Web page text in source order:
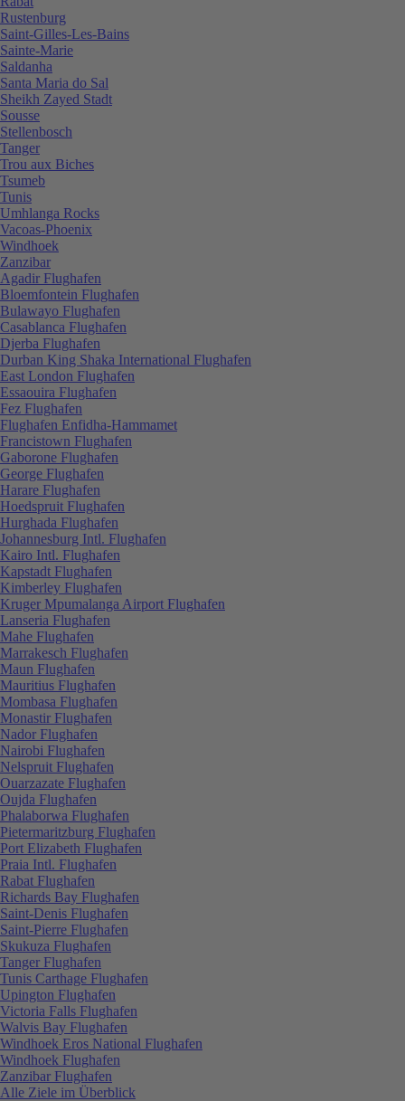
Rustenburg
Saint-Gilles-Les-Bains
Sainte-Marie
Saldanha
Santa Maria do Sal
Sheikh Zayed Stadt
Sousse
Stellenbosch
Tanger
Trou aux Biches
Tsumeb
Tunis
Umhlanga Rocks
Vacoas-Phoenix
Windhoek
Zanzibar
Agadir Flughafen
Bloemfontein Flughafen
Bulawayo Flughafen
Casablanca Flughafen
Djerba Flughafen
Durban King Shaka International Flughafen
East London Flughafen
Essaouira Flughafen
Fez Flughafen
Flughafen Enfidha-Hammamet
Francistown Flughafen
Gaborone Flughafen
George Flughafen
Harare Flughafen
Hoedspruit Flughafen
Hurghada Flughafen
Johannesburg Intl. Flughafen
Kairo Intl. Flughafen
Kapstadt Flughafen
Kimberley Flughafen
Kruger Mpumalanga Airport Flughafen
Lanseria Flughafen
Mahe Flughafen
Marrakesch Flughafen
Maun Flughafen
Mauritius Flughafen
Mombasa Flughafen
Monastir Flughafen
Nador Flughafen
Nairobi Flughafen
Nelspruit Flughafen
Ouarzazate Flughafen
Oujda Flughafen
Phalaborwa Flughafen
Pietermaritzburg Flughafen
Port Elizabeth Flughafen
Praia Intl. Flughafen
Rabat Flughafen
Richards Bay Flughafen
Saint-Denis Flughafen
Saint-Pierre Flughafen
Skukuza Flughafen
Tanger Flughafen
Tunis Carthage Flughafen
Upington Flughafen
Victoria Falls Flughafen
Walvis Bay Flughafen
Windhoek Eros National Flughafen
Windhoek Flughafen
Zanzibar Flughafen
Alle Ziele im Überblick